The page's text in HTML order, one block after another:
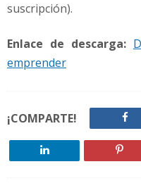
suscripción).
Enlace de descarga:
emprender
¡COMPARTE!